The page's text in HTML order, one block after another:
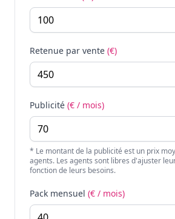
Retenue par vente (€)
Publicité (€ / mois)
* Le montant de la publicité est un prix
agents. Les agents sont libres d'ajuster
fonction de leurs besoins.
Pack mensuel (€ / mois)